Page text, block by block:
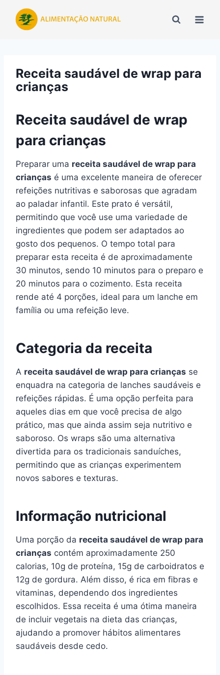
para
Receita saudável de wrap para
crianças
Receita saudável de wrap
para crianças
Preparar uma receita saudável de wrap para
crianças é uma excelente maneira de oferecer
refeições nutritivas e saborosas que agradam
ao paladar infantil. Este prato é versátil,
permitindo que você use uma variedade de
ingredientes que podem ser adaptados ao
gosto dos pequenos. O tempo total para
preparar esta receita é de aproximadamente
30 minutos, sendo 10 minutos para o preparo e
20 minutos para o cozimento. Esta receita
rende até 4 porções, ideal para um lanche em
família ou uma refeição leve.
Categoria da receita
A receita saudável de wrap para crianças se
enquadra na categoria de lanches saudáveis e
refeições rápidas. É uma opção perfeita para
aqueles dias em que você precisa de algo
prático, mas que ainda assim seja nutritivo e
saboroso. Os wraps são uma alternativa
divertida para os tradicionais sanduíches,
permitindo que as crianças experimentem
novos sabores e texturas.
Informação nutricional
Uma porção da receita saudável de wrap para
crianças contém aproximadamente 250
calorias, 10g de proteína, 15g de carboidratos e
12g de gordura. Além disso, é rica em fibras e
vitaminas, dependendo dos ingredientes
escolhidos. Essa receita é uma ótima maneira
de incluir vegetais na dieta das crianças,
ajudando a promover hábitos alimentares
saudáveis desde cedo.